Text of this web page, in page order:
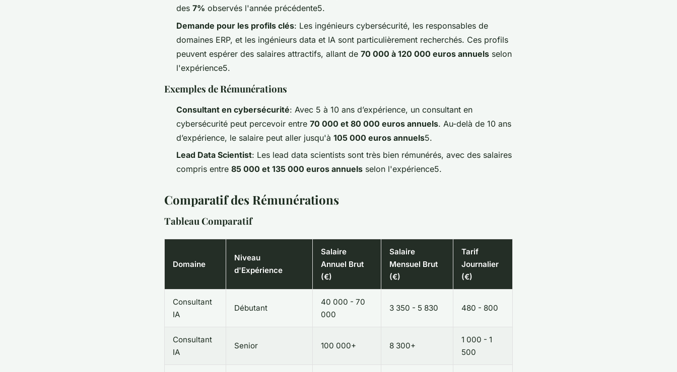
des 7% observés l'année précédente5.
Demande pour les profils clés: Les ingénieurs cybersécurité, les responsables de
domaines ERP, et les ingénieurs data et IA sont particulièrement recherchés. Ces profils
peuvent espérer des salaires attractifs, allant de 70 000 à 120 000 euros annuels selon
l'expérience5.
Exemples de Rémunérations
Consultant en cybersécurité: Avec 5 à 10 ans d’expérience, un consultant en
cybersécurité peut percevoir entre 70 000 et 80 000 euros annuels. Au-delà de 10 ans
d’expérience, le salaire peut aller jusqu'à 105 000 euros annuels5.
Lead Data Scientist: Les lead data scientists sont très bien rémunérés, avec des salaires
compris entre 85 000 et 135 000 euros annuels selon l'expérience5.
Comparatif des Rémunérations
Tableau Comparatif
Domaine
Niveau
d'Expérience
Salaire
Annuel Brut
(€)
Salaire
Mensuel Brut
(€)
Tarif
Journalier
(€)
Consultant
IA
Débutant
40 000 - 70
000
3 350 - 5 830 480 - 800
Consultant
IA
Senior 100 000+ 8 300+
1 000 - 1
500